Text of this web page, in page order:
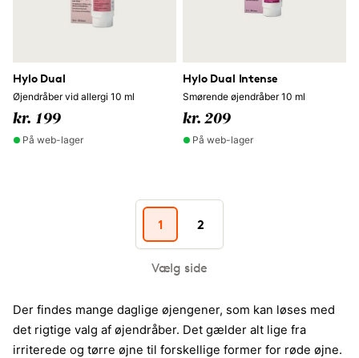
Hylo Dual
Øjendråber vid allergi 10 ml
kr. 199
På web-lager
Hylo Dual Intense
Smørende øjendråber 10 ml
kr. 209
På web-lager
1 2
Vælg side
Der findes mange daglige øjengener, som kan løses med
det rigtige valg af øjendråber. Det gælder alt lige fra
irriterede og tørre øjne til forskellige former for røde øjne.